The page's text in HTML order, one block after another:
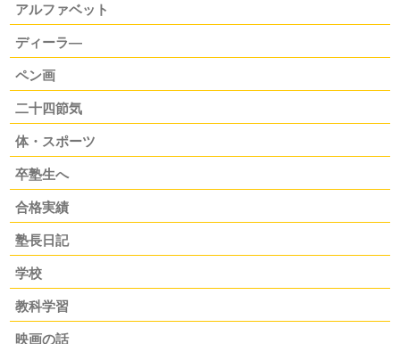
アルファベット
ディーラ―
ペン画
二十四節気
体・スポーツ
卒塾生へ
合格実績
塾長日記
学校
教科学習
映画の話